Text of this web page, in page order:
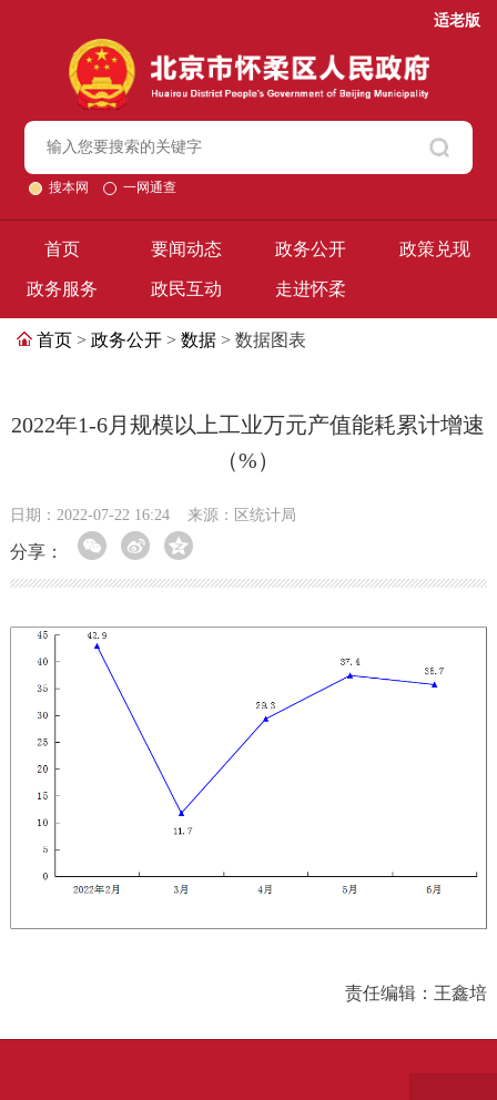
适老版
搜本网 一网通查
首页 要闻动态 政务公开 政策兑现
政务服务 政民互动 走进怀柔
首页 > 政务公开 > 数据 > 数据图表
2022年1-6月规模以上工业万元产值能耗累计增速
（%）
日期：2022-07-22 16:24 来源：区统计局
分享：
责任编辑：王鑫培